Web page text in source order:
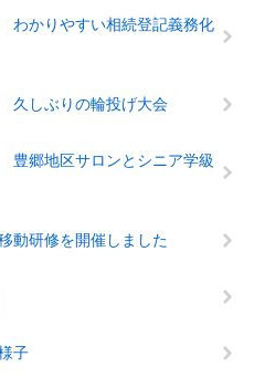
わかりやすい相続登記義務化
久しぶりの輪投げ大会
豊郷地区サロンとシニア学級
動研修を開催しました
子